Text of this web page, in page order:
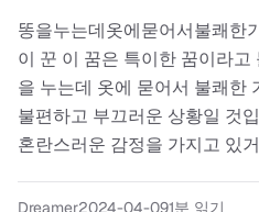
똥을누는데옷에묻어서불쾌한
이 꾼 이 꿈은 특이한 꿈이라
을 누는데 옷에 묻어서 불쾌한
불편하고 부끄러운 상황일 것
혼란스러운 감정을 가지고 있
Dreamer2024-04-091분 읽기